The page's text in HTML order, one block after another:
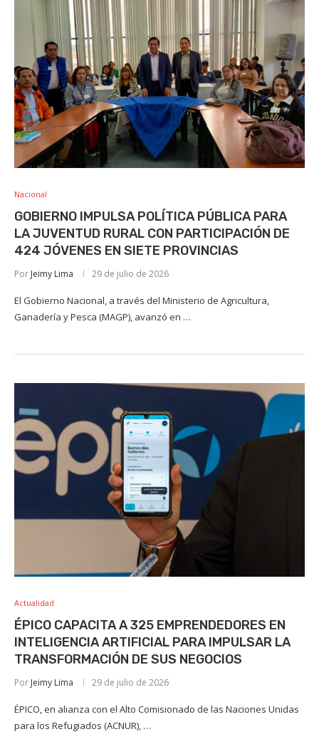
Nacional
GOBIERNO IMPULSA POLÍTICA PÚBLICA PARA
LA JUVENTUD RURAL CON PARTICIPACIÓN DE
424 JÓVENES EN SIETE PROVINCIAS
Por Jeimy Lima 29 de julio de 2026
El Gobierno Nacional, a través del Ministerio de Agricultura,
Ganadería y Pesca (MAGP), avanzó en …
Actualidad
ÉPICO CAPACITA A 325 EMPRENDEDORES EN
INTELIGENCIA ARTIFICIAL PARA IMPULSAR LA
TRANSFORMACIÓN DE SUS NEGOCIOS
Por Jeimy Lima 29 de julio de 2026
ÉPICO, en alianza con el Alto Comisionado de las Naciones Unidas
para los Refugiados (ACNUR), …